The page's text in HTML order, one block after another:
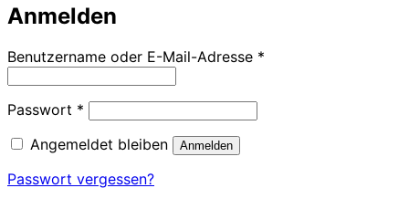
Anmelden
Benutzername oder E-Mail-Adresse *
Passwort * Erforderlich
Angemeldet bleiben
Anmelden
Passwort vergessen?